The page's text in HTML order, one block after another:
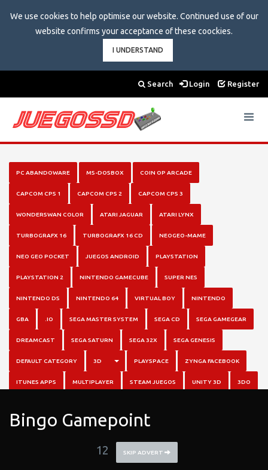
We use cookies to help optimise our website. Continued use of our
website confirms your acceptance of these coockies.
I UNDERSTAND
Search Login Register
Toggle
PC ABANDOWARE MS-DOSBOX COIN OP ARCADE
CAPCOM CPS 1 CAPCOM CPS 2 CAPCOM CPS 3
WONDERSWAN COLOR ATARI JAGUAR ATARI LYNX
TURBOGRAFX 16 TURBOGRAFX 16 CD NEOGEO-MAME
NEO GEO POCKET JUEGOS ANDROID PLAYSTATION
PLAYSTATION 2 NINTENDO GAMECUBE SUPER NES
NINTENDO DS NINTENDO 64 VIRTUAL BOY NINTENDO
GBA .IO SEGA MASTER SYSTEM SEGA CD SEGA GAMEGEAR
DREAMCAST SEGA SATURN SEGA 32X SEGA GENESIS
DEFAULT CATEGORY 3D TOGGLE DROPDOWN
PLAYSPACE ZYNGA FACEBOOK
ITUNES APPS MULTIPLAYER STEAM JUEGOS UNITY 3D 3DO
Bingo Gamepoint
11 SKIP ADVERT